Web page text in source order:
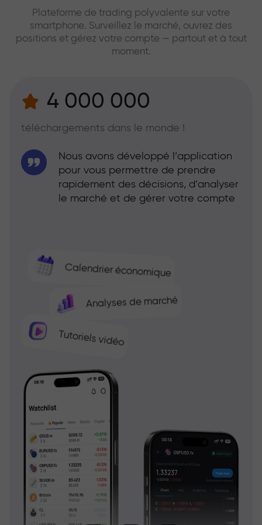
Plateforme de trading polyvalente sur votre
smartphone. Surveillez le marché, ouvrez des
positions et gérez votre compte — partout et à tout
moment.
4 000 000
téléchargements dans le monde !
Calendrier économique
Analyses de marché
Tutoriels vidéo
Nous avons développé l’application
pour vous permettre de prendre
rapidement des décisions, d’analyser
le marché et de gérer votre compte